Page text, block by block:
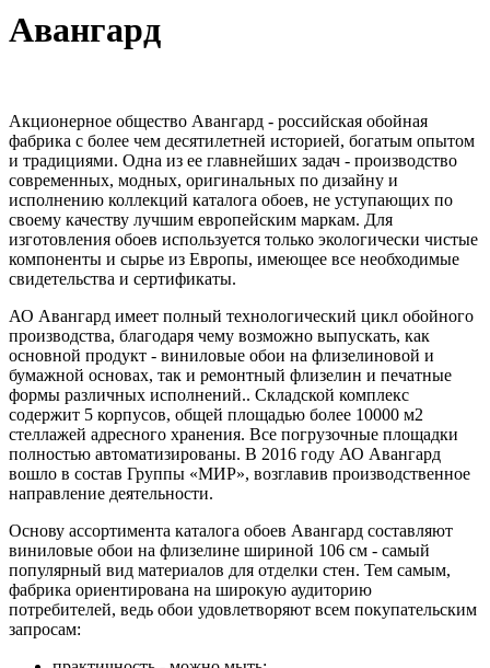
Авангард
Акционерное общество Авангард - российская обойная
фабрика с более чем десятилетней историей, богатым опытом
и традициями. Одна из ее главнейших задач - производство
современных, модных, оригинальных по дизайну и
исполнению коллекций каталога обоев, не уступающих по
своему качеству лучшим европейским маркам. Для
изготовления обоев используется только экологически чистые
компоненты и сырье из Европы, имеющее все необходимые
свидетельства и сертификаты.
АО Авангард имеет полный технологический цикл обойного
производства, благодаря чему возможно выпускать, как
основной продукт - виниловые обои на флизелиновой и
бумажной основах, так и ремонтный флизелин и печатные
формы различных исполнений.. Складской комплекс
содержит 5 корпусов, общей площадью более 10000 м2
стеллажей адресного хранения. Все погрузочные площадки
полностью автоматизированы. В 2016 году АО Авангард
вошло в состав Группы «МИР», возглавив производственное
направление деятельности.
Основу ассортимента каталога обоев Авангард составляют
виниловые обои на флизелине шириной 106 см - самый
популярный вид материалов для отделки стен. Тем самым,
фабрика ориентирована на широкую аудиторию
потребителей, ведь обои удовлетворяют всем покупательским
запросам: